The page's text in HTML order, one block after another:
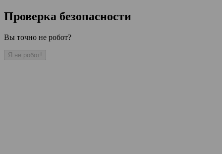
Проверка безопасности
Вы точно не робот?
Я не робот!